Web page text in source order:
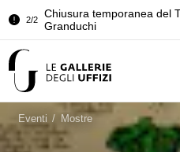
1/2
Palazzo Pitti. Temporanea
della Sala dell'Iliade
Granduchi
della Sala dell'Iliade
Chiusura temporanea del
Granduchi
Eventi / Mostre